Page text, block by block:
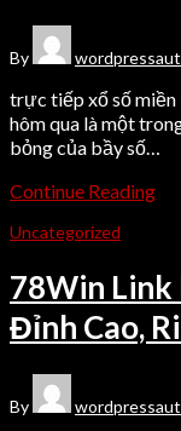
By
trực tiếp xổ số miền
hôm qua là một
bỏng của bầy số…
Continue Reading
Uncategorized
78Win Link
Đỉnh Cao,
By